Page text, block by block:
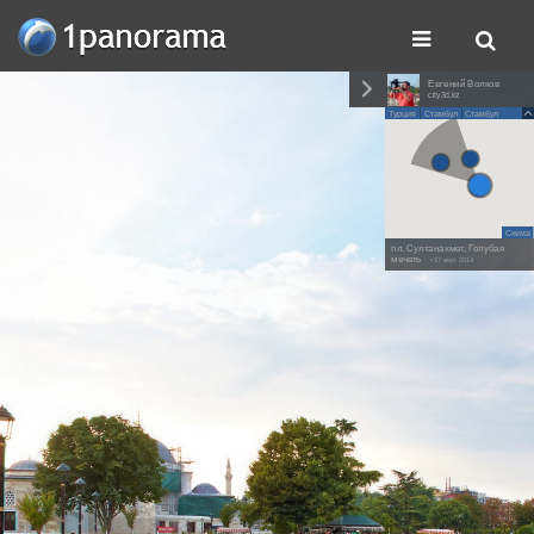
Евгений Волков
city3d.kz
Турция Стамбул Стамбул
Схема
пл. Султанахмет, Голубая
мечеть • 17 июл. 2014